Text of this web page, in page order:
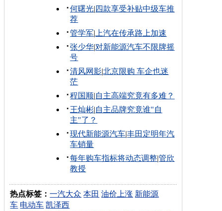
何曙光| 四款享受补贴中级车推
荐
管学军| 上汽在传承路上加速
张少华|对新能源汽车不限牌摇
号
清风网影|北京限购 车企也迷
茫
程国顺|自主高端究竟有多难？
王灿彬|自主品牌究竟谁"自
主"了？
现代新能源汽车|丰田定明年汽
车销量
每年购车指标将动态调整|管欣
教授
热点标签：一汽大众 本田 油价上涨 新能源
车 电动车 凯泽西